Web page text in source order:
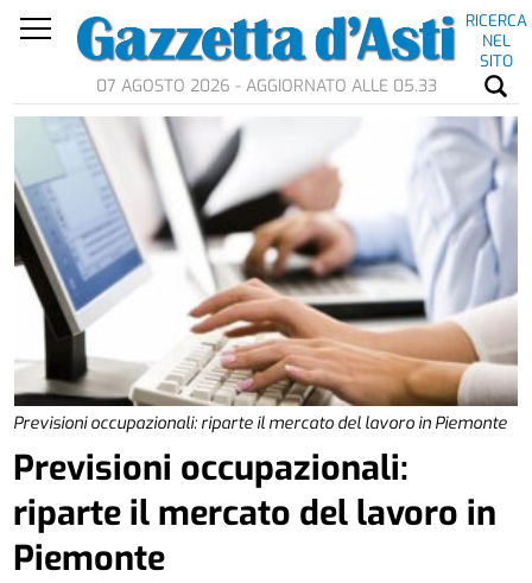
RICERCA
NEL
SITO
07 AGOSTO 2026 - AGGIORNATO ALLE 05.33
Previsioni occupazionali: riparte il mercato del lavoro in Piemonte
Previsioni occupazionali:
riparte il mercato del lavoro in
Piemonte